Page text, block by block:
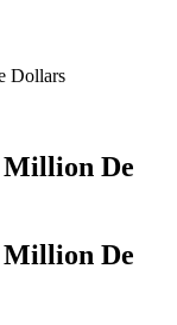
Dollars
Million De
Million De